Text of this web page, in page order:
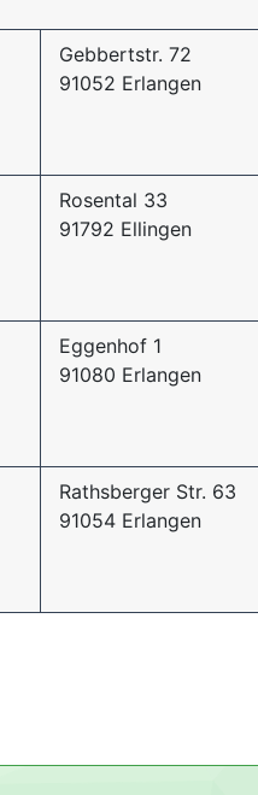
Gebbertstr. 72
91052 Erlangen
Rosental 33
91792 Ellingen
Eggenhof 1
91080 Erlangen
Rathsberger Str. 63
91054 Erlangen